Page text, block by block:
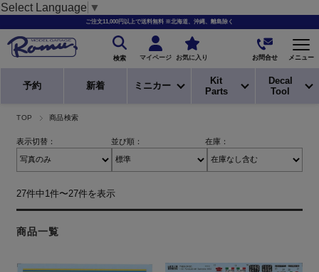
Select Language ▼
ご注文11,000円以上で送料無料 ※北海道、沖縄、離島除く
検索 マイページ お気に入り お問合せ メニュー
予約 新着 ミニカー
Kit
Parts
Decal
Tool
TOP 商品検索
表示切替： 並び順： 在庫：
27件中1件〜27件を表示
商品一覧